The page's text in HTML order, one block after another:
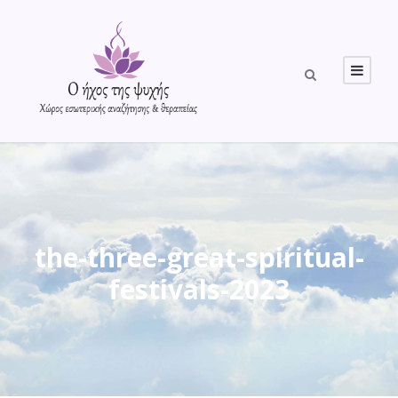
the-three-great-spiritual-
festivals-2023